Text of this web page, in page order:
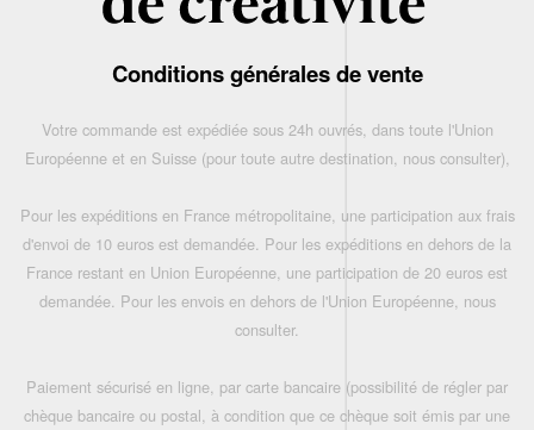
Conditions générales de vente
Votre commande est expédiée sous 24h ouvrés, dans toute l'Union
Européenne et en Suisse (pour toute autre destination, nous consulter),
Pour les expéditions en France métropolitaine, une participation aux frais
d'envoi de 10 euros est demandée. Pour les expéditions en dehors de la
France restant en Union Européenne, une participation de 20 euros est
demandée. Pour les envois en dehors de l'Union Européenne, nous
consulter.
Paiement sécurisé en ligne, par carte bancaire (possibilité de régler par
chèque bancaire ou postal, à condition que ce chèque soit émis par une